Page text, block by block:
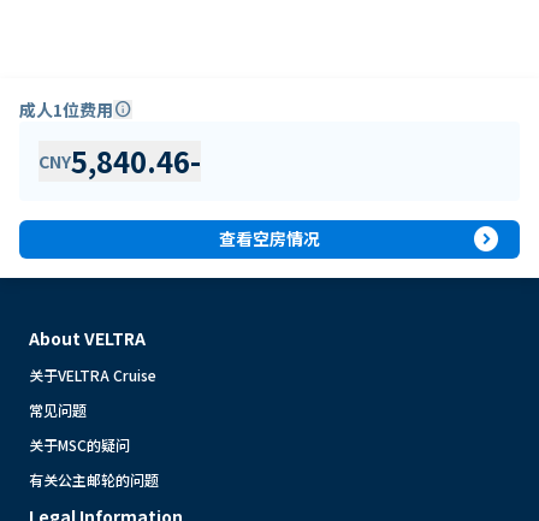
成人1位费用info
CNY5,840.46-
查看空房情况 expand_circle_right
About VELTRA
关于VELTRA Cruise
常见问题
关于MSC的疑问
有关公主邮轮的问题
Legal Information